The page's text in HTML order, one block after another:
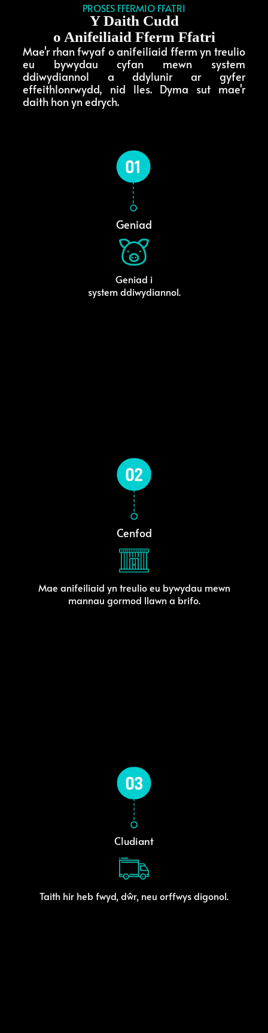
PROSES FFERMIO FFATRI
Y Daith Cudd
o Anifeiliaid Fferm Ffatri
Mae'r rhan fwyaf o anifeiliaid fferm yn treulio
eu bywydau cyfan mewn system
ddiwydiannol a ddylunir ar gyfer
effeithlonrwydd, nid lles. Dyma sut mae'r
daith hon yn edrych.
Geniad
Geniad i
system ddiwydiannol.
Cenfod
Mae anifeiliaid yn treulio eu bywydau mewn
mannau gormod llawn a brifo.
Cludiant
Taith hir heb fwyd, dŵr, neu orffwys digonol.